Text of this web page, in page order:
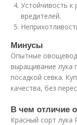
Устойчивость к
вредителей.
Минусы
Опытные
выращивание лука
посадкой севка.
качества, без
В чем отличие
Красный сорт